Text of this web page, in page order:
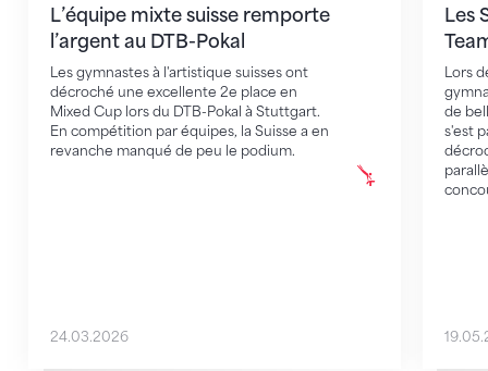
L’équipe mixte suisse remporte
l’argent au DTB-Pokal
Les gymnastes à l'artistique suisses ont
décroché une excellente 2e place en
Mixed Cup lors du DTB-Pokal à Stuttgart.
En compétition par équipes, la Suisse a en
revanche manqué de peu le podium.
24.03.2026
Les
Lors
de
s'est